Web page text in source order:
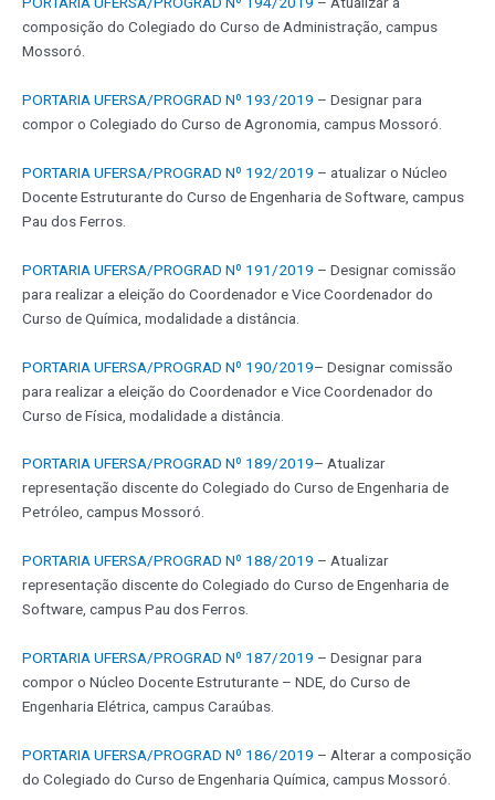
composição do Colegiado do Curso de Administração, campus
Mossoró.
PORTARIA UFERSA/PROGRAD Nº 193/2019 – Designar para
compor o Colegiado do Curso de Agronomia, campus Mossoró.
PORTARIA UFERSA/PROGRAD Nº 192/2019 – atualizar o Núcleo
Docente Estruturante do Curso de Engenharia de Software, campus
Pau dos Ferros.
PORTARIA UFERSA/PROGRAD Nº 191/2019 – Designar comissão
para realizar a eleição do Coordenador e Vice Coordenador do
Curso de Química, modalidade a distância.
PORTARIA UFERSA/PROGRAD Nº 190/2019– Designar comissão
para realizar a eleição do Coordenador e Vice Coordenador do
Curso de Física, modalidade a distância.
PORTARIA UFERSA/PROGRAD Nº 189/2019– Atualizar
representação discente do Colegiado do Curso de Engenharia de
Petróleo, campus Mossoró.
PORTARIA UFERSA/PROGRAD Nº 188/2019 – Atualizar
representação discente do Colegiado do Curso de Engenharia de
Software, campus Pau dos Ferros.
PORTARIA UFERSA/PROGRAD Nº 187/2019 – Designar para
compor o Núcleo Docente Estruturante – NDE, do Curso de
Engenharia Elétrica, campus Caraúbas.
PORTARIA UFERSA/PROGRAD Nº 186/2019 – Alterar a composição
do Colegiado do Curso de Engenharia Química, campus Mossoró.